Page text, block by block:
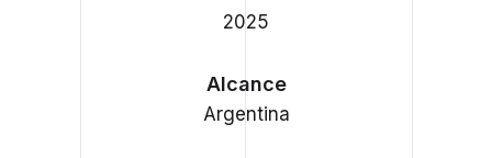
2025
Alcance
Argentina